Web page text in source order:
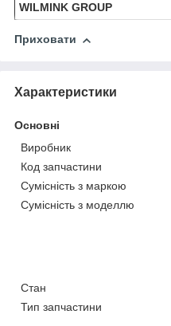
WILMINK GROUP
Приховати
Характеристики
Основні
Виробник
Код запчастини
Сумісність з маркою
Сумісність з моделлю
Стан
Тип запчастини